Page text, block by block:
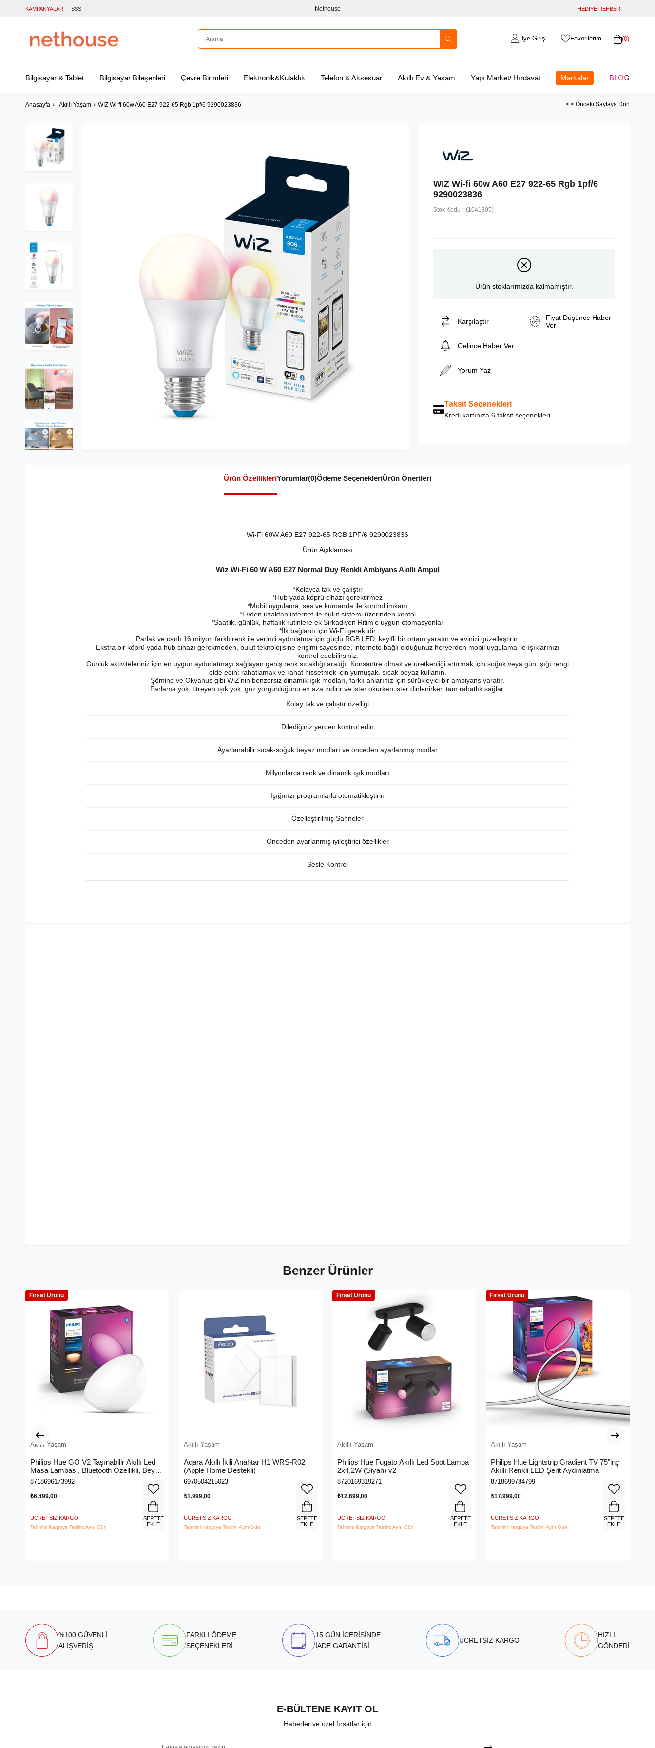
KAMPANYALAR SSS Nethouse HEDİYE REHBERİ
0
Favorilerim
Üye Girişi
Bilgisayar & Tablet Bilgisayar Bileşenleri Çevre Birimleri Elektronik&Kulaklık Telefon & Aksesuar Akıllı Ev & Yaşam Yapı Market/ Hırdavat Markalar BLOG
Anasayfa Akıllı Yaşam WIZ Wi-fi 60w A60 E27 922-65 Rgb 1pf/6 9290023836 < < Önceki Sayfaya Dön
WIZ Wi-fi 60w A60 E27 922-65 Rgb 1pf/6
9290023836
Stok Kodu (1041805)
Ürün stoklarımızda kalmamıştır.
Karşılaştır
Fiyat Düşünce Haber
Ver
Gelince Haber Ver
Yorum Yaz
Taksit Seçenekleri
Kredi kartınıza 6 taksit seçenekleri.
Ürün ÖzellikleriYorumlar(0)Ödeme SeçenekleriÜrün Önerileri
Wi-Fi 60W A60 E27 922-65 RGB 1PF/6 9290023836
Ürün Açıklaması
Wiz Wi-Fi 60 W A60 E27 Normal Duy Renkli Ambiyans Akıllı Ampul
*Kolayca tak ve çalıştır
*Hub yada köprü cihazı gerektirmez
*Mobil uygulama, ses ve kumanda ile kontrol imkanı
*Evden uzaktan internet ile bulut sistemi üzerinden kontol
*Saatlik, günlük, haftalık rutinlere ek Sirkadiyen Ritim'e uygun otomasyonlar
*İlk bağlantı için Wi-Fi gereklidir
Parlak ve canlı 16 milyon farklı renk ile verimli aydınlatma için güçlü RGB LED, keyifli bir ortam yaratın ve evinizi güzelleştirin.
Ekstra bir köprü yada hub cihazı gerekmeden, bulut teknolojisine erişimi sayesinde, internete bağlı olduğunuz heryerden mobil uygulama ile ışıklarınızı
kontrol edebilirsiniz.
Günlük aktiviteleriniz için en uygun aydınlatmayı sağlayan geniş renk sıcaklığı aralığı. Konsantre olmak ve üretkenliği artırmak için soğuk veya gün ışığı rengi
elde edin; rahatlamak ve rahat hissetmek için yumuşak, sıcak beyaz kullanın.
Şömine ve Okyanus gibi WiZ'nin benzersiz dinamik ışık modları, farklı anlarınız için sürükleyici bir ambiyans yaratır.
Parlama yok, titreyen ışık yok, göz yorgunluğunu en aza indirir ve ister okurken ister dinlenirken tam rahatlık sağlar.
Kolay tak ve çalıştır özelliği
Dilediğiniz yerden kontrol edin
Ayarlanabilir sıcak-soğuk beyaz modları ve önceden ayarlanmış modlar
Milyonlarca renk ve dinamik ışık modları
Işığınızı programlarla otomatikleştirin
Özelleştirilmiş Sahneler
Önceden ayarlanmış iyileştirici özellikler
Sesle Kontrol
Benzer Ürünler
Akıllı Yaşam
Philips Hue GO V2 Taşınabilir Akıllı Led
Masa Lambası, Bluetooth Özellikli, Beyaz
ve Renkli
8718696173992
₺6.499,00
ÜCRETSIZ KARGO
Tahmini Kargoya Teslim: Aynı Gün
Fırsat Ürünü
SEPETE
EKLE
Akıllı Yaşam
Aqara Akıllı İkili Anahtar H1 WRS-R02
(Apple Home Destekli)
6970504215023
₺1.999,00
ÜCRETSIZ KARGO
Tahmini Kargoya Teslim: Aynı Gün
SEPETE
EKLE
Akıllı Yaşam
Philips Hue Fugato Akıllı Led Spot Lamba
2x4.2W (Siyah) v2
8720169319271
₺12.699,00
ÜCRETSIZ KARGO
Tahmini Kargoya Teslim: Aynı Gün
Fırsat Ürünü
SEPETE
EKLE
Akıllı Yaşam
Philips Hue Lightstrip Gradient TV 75"inç
Akıllı Renkli LED Şerit Aydınlatma
8718699784799
₺17.999,00
ÜCRETSIZ KARGO
Tahmini Kargoya Teslim: Aynı Gün
Fırsat Ürünü
SEPETE
EKLE
%100 GÜVENLİ
ALIŞVERİŞ
FARKLI ÖDEME
SEÇENEKLERİ
15 GÜN İÇERİSİNDE
İADE GARANTİSİ
ÜCRETSİZ KARGO
HIZLI
GÖNDERİ
E-BÜLTENE KAYIT OL
Haberler ve özel fırsatlar için